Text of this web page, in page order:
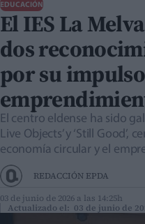
EDUCACIÓN
El IES La
dos
por su
El centro eldense ha sido
Live Objects’ y ‘Still Good’,
economía circular y el
REDACCIÓN EPDA
03 de junio de 2026 a las 14:25h
Actualizado el: 03 de junio de